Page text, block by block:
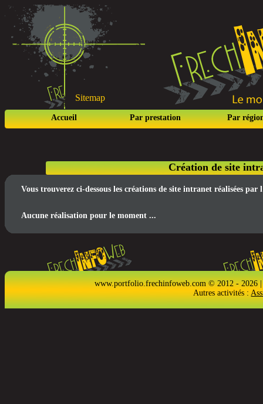
Sitemap
Accueil Par prestation Par
Création de site
Vous trouverez ci-dessous les créations de site intranet réalisées
Aucune réalisation pour le moment ...
www.portfolio.frechinfoweb.com © 2012 - 2026
Autres activités :